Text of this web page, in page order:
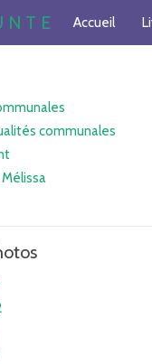
N T E Accueil
communales